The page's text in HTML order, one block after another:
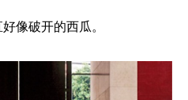
像破开的西瓜。